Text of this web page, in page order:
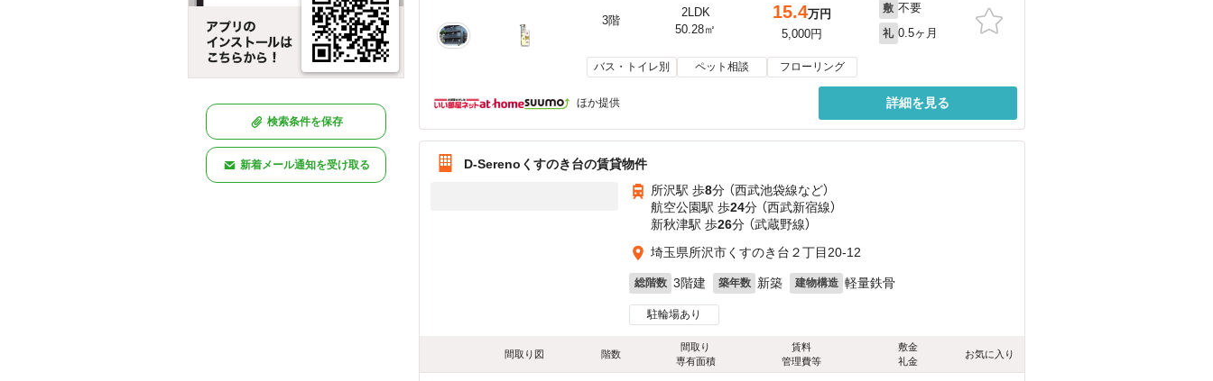
検索条件を保存
新着メール通知を受け取る
3階
2LDK
50.28㎡
15.4万円
5,000円
敷 不要
礼 0.5ヶ月
バス・トイレ別 ペット相談 フローリング
ほか提供 詳細を見る
D-Serenoくすのき台の賃貸物件
所沢駅 歩8分 （西武池袋線など）
航空公園駅 歩24分 （西武新宿線）
新秋津駅 歩26分 （武蔵野線）
埼玉県所沢市くすのき台２丁目20-12
総階数 3階建 築年数 新築 建物構造 軽量鉄骨
駐輪場あり
間取り図 階数
間取り
専有面積
賃料
管理費等
敷金
礼金
お気に入り